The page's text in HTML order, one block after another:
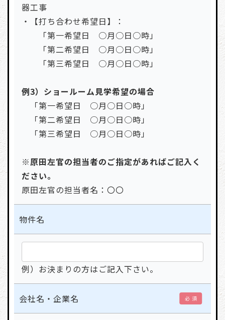
器工事
・【打ち合わせ希望日】：
「第一希望日 ○月○日○時」
「第二希望日 ○月○日○時」
「第三希望日 ○月○日○時」
例3）ショールーム見学希望の場合
「第一希望日 ○月○日○時」
「第二希望日 ○月○日○時」
「第三希望日 ○月○日○時」
※原田左官の担当者のご指定があればご記入く
ださい。
原田左官の担当者名：〇〇
物件名
例）お決まりの方はご記入下さい。
会社名・企業名 必 須